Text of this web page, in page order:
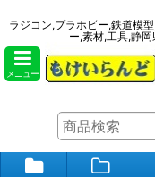
ラジコン,プラホビー,鉄道模
ー,素材,工具,静
メニュー